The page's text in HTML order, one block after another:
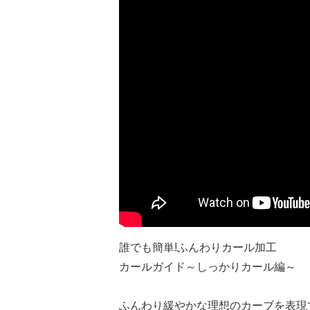
誰でも簡単!ふんわりカール加工
カールガイド～しっかりカール編～
ふんわり緩やかな理想のカーブを表現